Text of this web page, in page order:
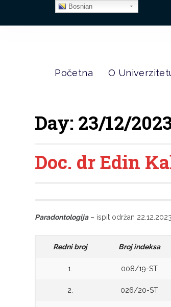
Početna O
Day: 23/12/
Doc. dr Edin
Paradontologija– ispit održan
Redni broj Broj indeksa
1. 008/19-ST
2. 026/20-ST
Bosnian